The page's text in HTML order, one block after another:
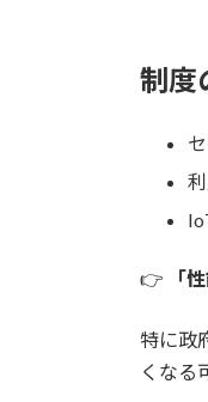
制度
👉 「
特に政
くなる